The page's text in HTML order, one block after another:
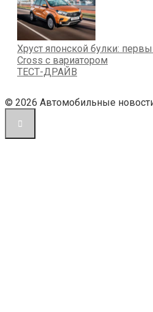
Хруст японской булки:
Cross с вариатором
ТЕСТ-ДРАЙВ
© 2026 Автомобильные